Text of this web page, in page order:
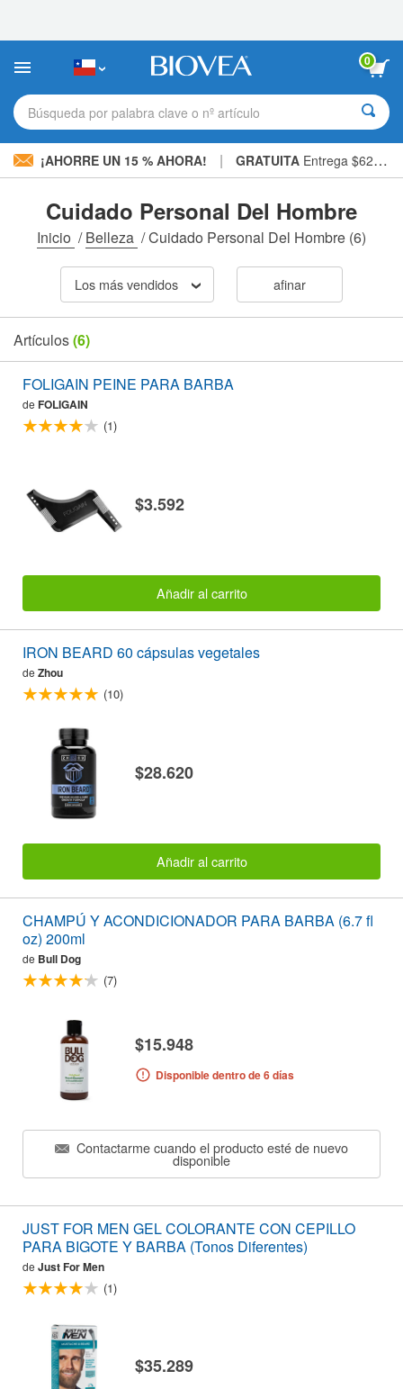
sitio
incluye
sistema
de
0
Búsqueda por palabra clave o nº artículo
¡AHORRE UN 15 % AHORA! | GRATUITA Entrega $62.700 »
Cuidado Personal Del Hombre
Inicio /Belleza /Cuidado Personal Del Hombre (6)
Los más vendidos afinar
Artículos(6)
FOLIGAIN PEINE PARA BARBA
de FOLIGAIN
(1)
$3.592
Añadir al carrito
IRON BEARD 60 cápsulas vegetales
de Zhou
(10)
$28.620
Añadir al carrito
CHAMPÚ Y ACONDICIONADOR PARA BARBA (6.7 fl
oz) 200ml
de Bull Dog
(7)
$15.948
Disponible dentro de 6 días
Contactarme cuando el producto esté de nuevo
disponible
JUST FOR MEN GEL COLORANTE CON CEPILLO
PARA BIGOTE Y BARBA (Tonos Diferentes)
de Just For Men
(1)
$35.289